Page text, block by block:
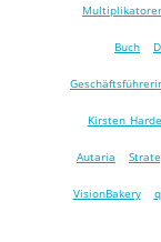
Buch
Kirsten
Autaria
VisionBakery